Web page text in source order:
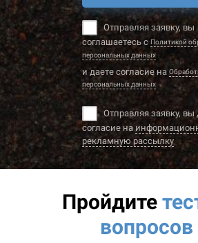
Отправляя заявку, вы
соглашаетесь с Политикой
персональных данных
и даете согласие на
персональных данных
Отправляя заявку, вы
согласие на
рекламную рассылку
Пройдите
вопросов